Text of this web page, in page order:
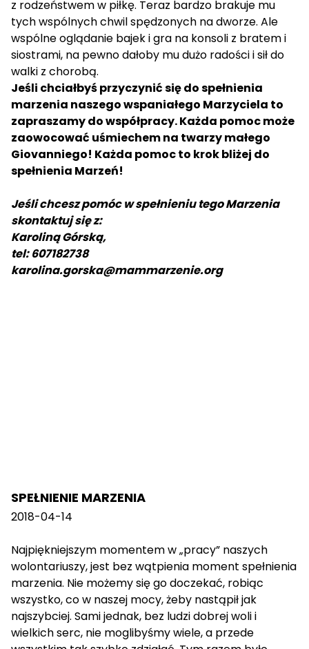
z rodzeństwem w piłkę. Teraz bardzo brakuje mu
tych wspólnych chwil spędzonych na dworze. Ale
wspólne oglądanie bajek i gra na konsoli z bratem i
siostrami, na pewno dałoby mu dużo radości i sił do
walki z chorobą.
Jeśli chciałbyś przyczynić się do spełnienia
marzenia naszego wspaniałego Marzyciela to
zapraszamy do współpracy. Każda pomoc może
zaowocować uśmiechem na twarzy małego
Giovanniego! Każda pomoc to krok bliżej do
spełnienia Marzeń!
Jeśli chcesz pomóc w spełnieniu tego Marzenia
skontaktuj się z:
Karoliną Górską,
tel: 607182738
karolina.gorska@mammarzenie.org
SPEŁNIENIE MARZENIA
2018-04-14
Najpiękniejszym momentem w „pracy” naszych
wolontariuszy, jest bez wątpienia moment spełnienia
marzenia. Nie możemy się go doczekać, robiąc
wszystko, co w naszej mocy, żeby nastąpił jak
najszybciej. Sami jednak, bez ludzi dobrej woli i
wielkich serc, nie moglibyśmy wiele, a przede